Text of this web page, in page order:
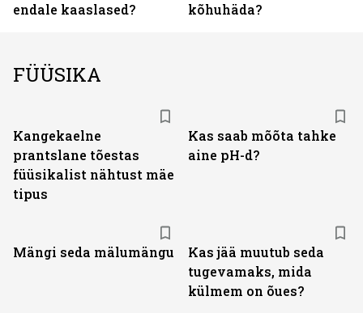
endale kaaslased?
kõhuhäda?
FÜÜSIKA
Kangekaelne
prantslane tõestas
füüsikalist nähtust mäe
tipus
Kas saab mõõta tahke
aine pH-d?
Mängi seda mälumängu
Kas jää muutub seda
tugevamaks, mida
külmem on õues?